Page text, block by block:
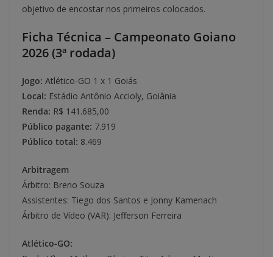
objetivo de encostar nos primeiros colocados.
Ficha Técnica – Campeonato Goiano
2026 (3ª rodada)
Jogo: Atlético-GO 1 x 1 Goiás
Local: Estádio Antônio Accioly, Goiânia
Renda: R$ 141.685,00
Público pagante: 7.919
Público total: 8.469
Arbitragem
Árbitro: Breno Souza
Assistentes: Tiego dos Santos e Jonny Kamenach
Árbitro de Vídeo (VAR): Jefferson Ferreira
Atlético-GO: